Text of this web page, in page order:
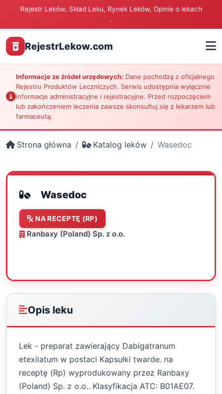
Rejestr Leków, Skład Leku, Rynek Leków, Opinie o lekach
.
RejestrLekow.com
Informacje ze źródeł urzędowych: Dane pochodzą z oficjalnego
Rejestru Produktów Leczniczych. Serwis udostępnia wyłącznie
informacje administracyjne i rejestracyjne. Przed rozpoczęciem
lub zakończeniem leczenia zawsze skonsultuj się z lekarzem lub
farmaceutą.
Strona główna Katalog leków Wasedoc
Wasedoc
NA RECEPTĘ (RP)
Ranbaxy (Poland) Sp. z o.o.
Opis leku
Lek - preparat zawierający Dabigatranum
etexilatum w postaci Kapsułki twarde. na
receptę (Rp) wyprodukowany przez Ranbaxy
(Poland) Sp. z o.o.. Klasyfikacja ATC: B01AE07.